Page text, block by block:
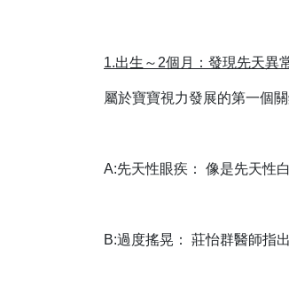
1.出生～2個月：發現先天異
屬於寶寶視力發展的第一個
A:先天性眼疾： 像是先天性
B:過度搖晃： 莊怡群醫師指